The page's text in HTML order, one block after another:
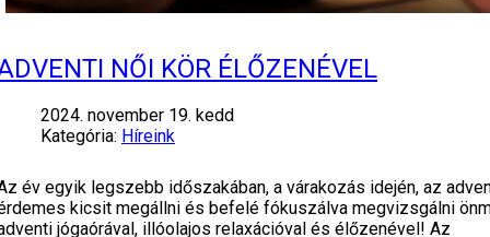
NŐI KÖR ÉLŐZENÉVEL
2024. november 19. kedd
Kategória: Híreink
év egyik legszebb időszakában, a várakozás idején, az
kicsit megállni és befelé fókuszálva megvizsgálni
jógaórával, illóolajos relaxációval és élőzenével! Az